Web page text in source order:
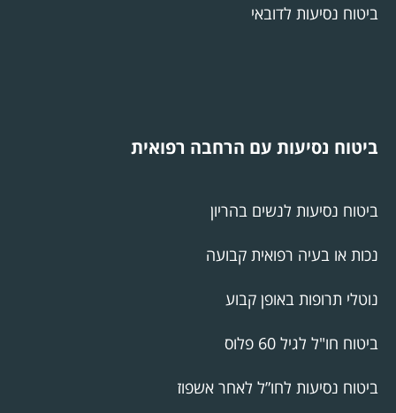
ביטוח נסיעות לדובאי
ביטוח נסיעות עם הרחבה רפואית
ביטוח נסיעות לנשים בהריון
נכות או בעיה רפואית קבועה
נוטלי תרופות באופן קבוע
ביטוח חו"ל לגיל 60 פלוס
ביטוח נסיעות לחו”ל לאחר אשפוז